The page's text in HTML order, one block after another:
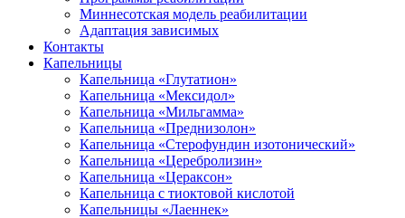
Миннесотская модель реабилитации
Адаптация зависимых
Контакты
Капельницы
Капельница «Глутатион»
Капельница «Мексидол»
Капельница «Мильгамма»
Капельница «Преднизолон»
Капельница «Стерофундин изотонический»
Капельница «Церебролизин»
Капельница «Цераксон»
Капельница с тиоктовой кислотой
Капельницы «Лаеннек»